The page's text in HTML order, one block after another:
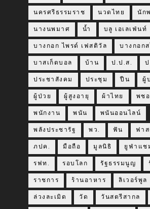
นครศรีธรรมราช นวดไทย นัก
นางนพมาศ น้ำ บลู เอเลเฟ่นท์
บางกอก ไพรด์ เฟสติวัล บางกอก
บาสเก็ตบอล บ้าน ป.ป.ส.
ประชาสังคม ประชุม ปืน ผู้
ผู้ป่วย ผู้สูงอายุ ผ้าไทย พชอ
พนักงาน พนัน พนันออนไลน์
พลังประชารัฐ พว. ฟัน ฟา
ภปค. มือถือ มูลนิธิ ยูฟ่าแช
รฟท. รอบโลก รัฐธรรมนูญ
ราชการ ร้านอาหาร ลิเวอร์พูล
ล่วงละเมิด วัด วันสตรีสากล